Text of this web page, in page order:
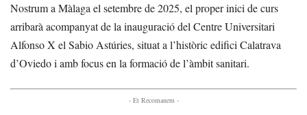
Nostrum a Màlaga el setembre de 2025, el proper inici de curs
arribarà acompanyat de la inauguració del Centre Universitari
Alfonso X el Sabio Astúries, situat a l’històric edifici Calatrava
d’Oviedo i amb focus en la formació de l’àmbit sanitari.
- Et Recomanem -